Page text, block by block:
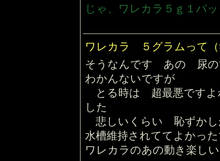
じゃ、ワレカラ５ｇ１パ
ワレカラ ５グラムって
そうなんです あの 尿
わかんないですが
とる時は 超最悪です
した
悲しいくらい 恥ずかし
水槽維持されててよかっ
ワレカラのあの動き楽し